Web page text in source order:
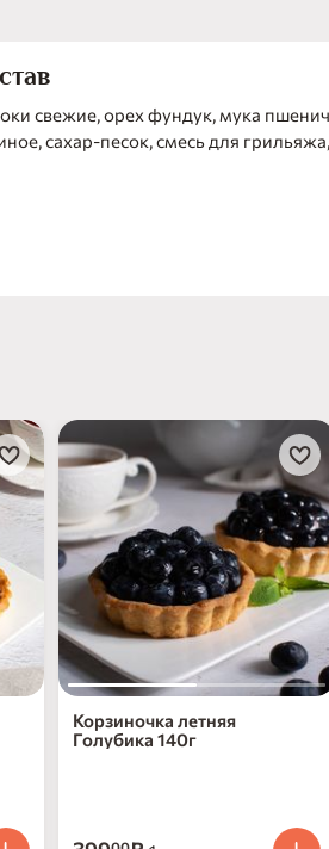
свежие, орех фундук, мука
сахар-песок, смесь для
Корзиночка летняя
Голубика 140г